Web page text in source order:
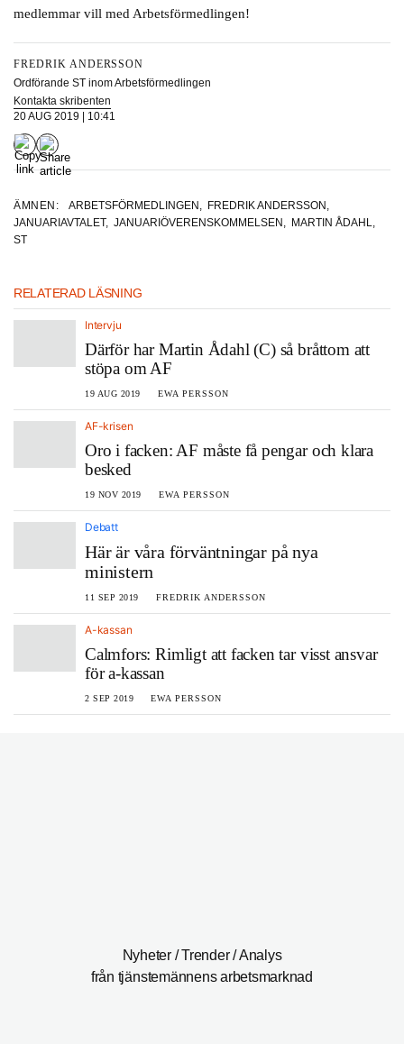
medlemmar vill med Arbetsförmedlingen!
FREDRIK ANDERSSON
Ordförande ST inom Arbetsförmedlingen
Kontakta skribenten
20 AUG 2019 | 10:41
ÄMNEN: ARBETSFÖRMEDLINGEN , FREDRIK ANDERSSON ,
JANUARIAVTALET, JANUARIÖVERENSKOMMELSEN , MARTIN ÅDAHL,
ST
RELATERAD LÄSNING
Intervju
Därför har Martin Ådahl (C) så bråttom att
stöpa om AF
19 AUG 2019 EWA PERSSON
AF-krisen
Oro i facken: AF måste få pengar och klara
besked
19 NOV 2019 EWA PERSSON
Debatt
Här är våra förväntningar på nya
ministern
11 SEP 2019 FREDRIK ANDERSSON
A-kassan
Calmfors: Rimligt att facken tar visst ansvar
för a-kassan
2 SEP 2019 EWA PERSSON
Nyheter / Trender / Analys
från tjänstemännens arbetsmarknad